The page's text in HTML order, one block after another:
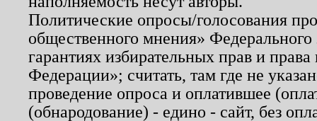
Политические опросы/голосования
общественного мнения»
гарантиях избирательных прав и
Федерации»; считать, там где не
проведение опроса и оплатившее
(обнародование) - едино - сайт, без